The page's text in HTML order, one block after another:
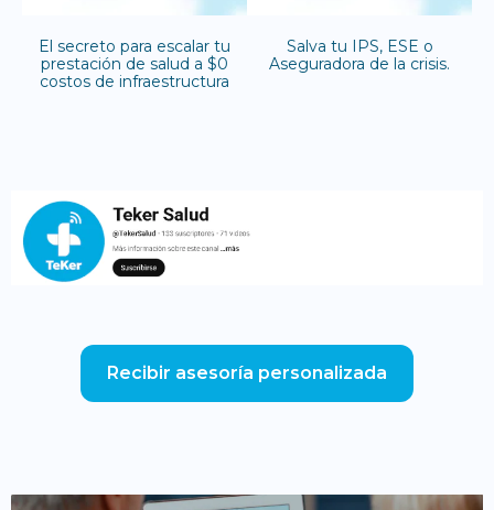
El secreto para escalar tu
prestación de salud a $0
costos de infraestructura
Salva tu IPS, ESE o
Aseguradora de la crisis.
Recibir asesoría personalizada